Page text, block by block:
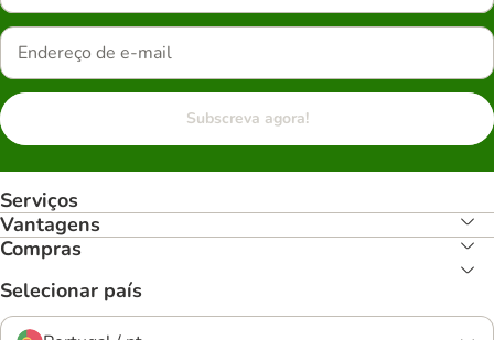
Subscreva agora!
Serviços
Vantagens
Compras
Selecionar país